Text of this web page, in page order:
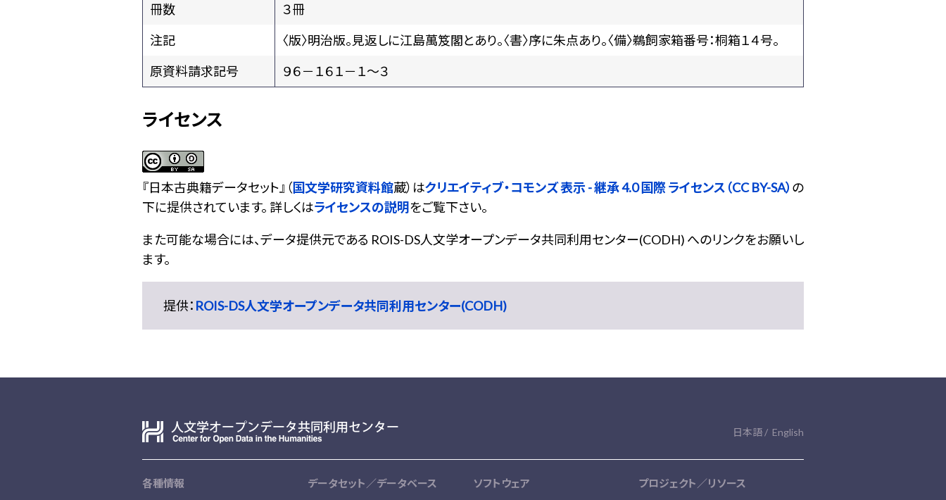
冊数
３冊
注記
〈版〉明治版。見返しに江島萬笈閣とあり。〈書〉序に朱点あり。〈備〉鵜飼家箱番号：桐箱１４号。
原資料請求記号
９６－１６１－１～３
ライセンス
『日本古典籍データセット』（国文学研究資料館蔵）はクリエイティブ・コモンズ 表示 - 継承 4.0 国際 ライセンス（CC BY-SA） の
下に提供されています。 詳しくはライセンスの説明をご覧下さい。
また可能な場合には、データ提供元である ROIS-DS人文学オープンデータ共同利用センター(CODH) へのリンクをお願いし
ます。
提供： ROIS-DS人文学オープンデータ共同利用センター(CODH)
日本語 English
各種情報 データセット／データベース ソフトウェア プロジェクト／リソース